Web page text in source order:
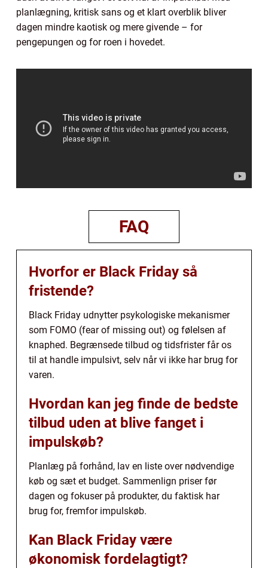
planlægning, kritisk sans og et klart overblik bliver
dagen mindre kaotisk og mere givende – for
pengepungen og for roen i hovedet.
FAQ
Hvorfor er Black Friday så
fristende?
Black Friday udnytter psykologiske mekanismer
som FOMO (fear of missing out) og følelsen af
knaphed. Begrænsede tilbud og tidsfrister får os
til at handle impulsivt, selv når vi ikke har brug for
varen.
Hvordan kan jeg finde de bedste
tilbud uden at blive fanget i
impulskøb?
Planlæg på forhånd, lav en liste over nødvendige
køb og sæt et budget. Sammenlign priser før
dagen og fokuser på produkter, du faktisk har
brug for, fremfor impulskøb.
Kan Black Friday være
økonomisk fordelagtigt?